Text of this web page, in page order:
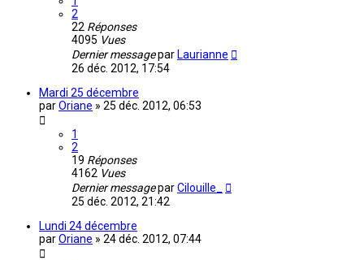
2
22 Réponses
4095 Vues
Dernier messagepar Laurianne
26 déc. 2012, 17:54
Mardi 25 décembre
parOriane » 25 déc. 2012, 06:53
1
2
19 Réponses
4162 Vues
Dernier messageparCilouille_
25 déc. 2012, 21:42
Lundi 24 décembre
parOriane » 24 déc. 2012, 07:44